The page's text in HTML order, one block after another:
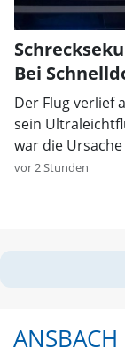
Bei
Der Flug verlief
sein
war die
vor 2 Stunden